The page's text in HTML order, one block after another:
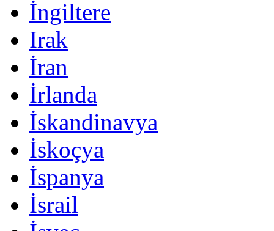
İngiltere
Irak
İran
İrlanda
İskandinavya
İskoçya
İspanya
İsrail